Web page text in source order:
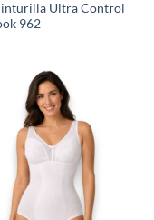
Ultra Control
962